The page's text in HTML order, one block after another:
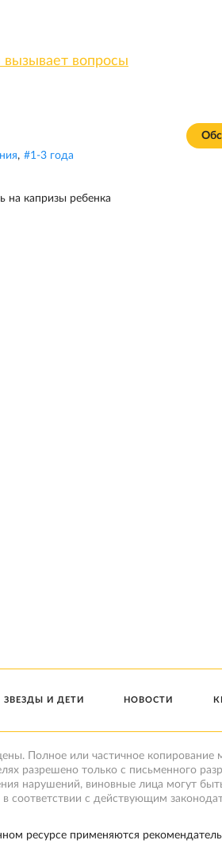
вызывает вопросы
, #1-3 года
на капризы ребенка
ЗВЕЗДЫ И ДЕТИ НОВОСТИ
Полное или частичное копирование
разрешено только с письменного
нарушений, виновные лица могут
в соответствии с действующим
ресурсе применяются